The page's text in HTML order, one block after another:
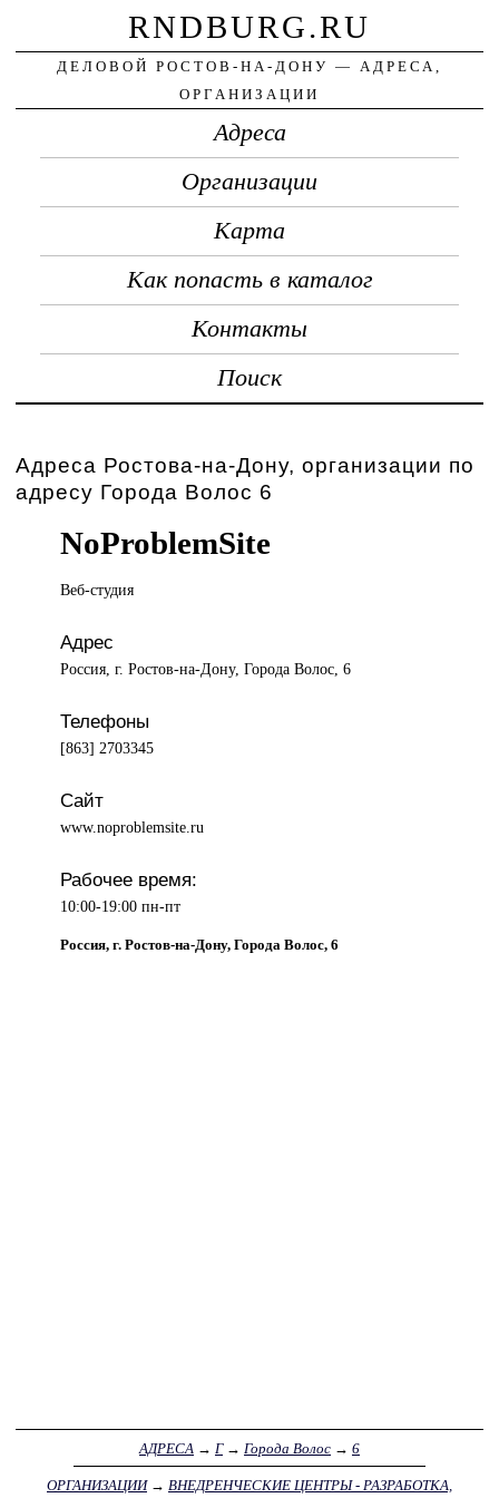
RNDBURG.RU
ДЕЛОВОЙ РОСТОВ-НА-ДОНУ — АДРЕСА,
ОРГАНИЗАЦИИ
Адреса
Организации
Карта
Как попасть в каталог
Контакты
Поиск
Адреса Ростова-на-Дону, организации по
адресу Города Волос 6
NoProblemSite
Веб-студия
Адрес
Россия, г. Ростов-на-Дону, Города Волос, 6
Телефоны
[863] 2703345
Сайт
www.noproblemsite.ru
Рабочее время:
10:00-19:00 пн-пт
Россия, г. Ростов-на-Дону, Города Волос, 6
АДРЕСА → Г→ Города Волос → 6
ОРГАНИЗАЦИИ→ ВНЕДРЕНЧЕСКИЕ ЦЕНТРЫ - РАЗРАБОТКА,